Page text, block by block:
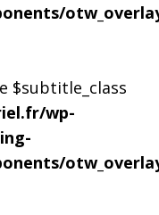
$subtitle_class
wp-